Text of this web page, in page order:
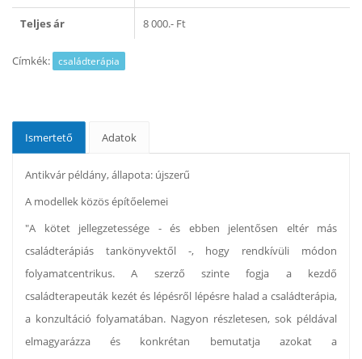
Teljes ár 8 000.- Ft
Címkék: családterápia
Ismertető Adatok
Antikvár példány, állapota: újszerű
A modellek közös építőelemei
"A kötet jellegzetessége - és ebben jelentősen eltér más
családterápiás tankönyvektől -, hogy rendkívüli módon
folyamatcentrikus. A szerző szinte fogja a kezdő
családterapeuták kezét és lépésről lépésre halad a családterápia,
a konzultáció folyamatában. Nagyon részletesen, sok példával
elmagyarázza és konkrétan bemutatja azokat a